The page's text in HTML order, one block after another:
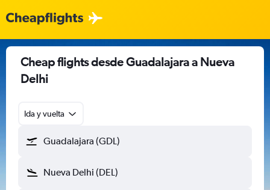
Cheap flights desde Guadalajara a Nueva
Delhi
Ida y vuelta
Guadalajara (GDL)
Nueva Delhi (DEL)